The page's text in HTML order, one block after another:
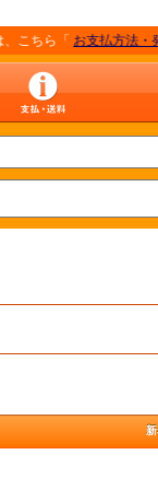
ら「お支払方法・発送方